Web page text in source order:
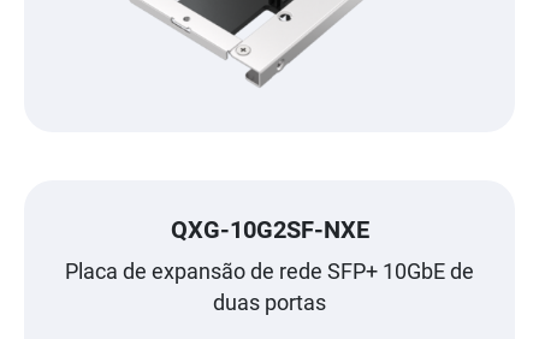
QXG-10G2SF-NXE
Placa de expansão de rede SFP+ 10GbE de
duas portas